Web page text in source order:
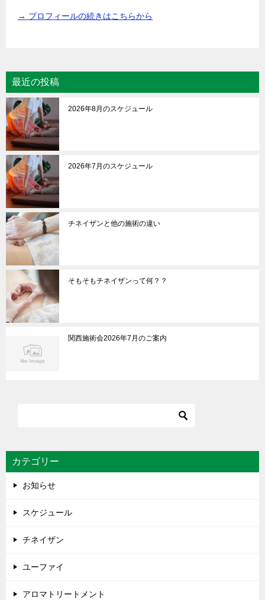
→ プロフィールの続きはこちらから
最近の投稿
2026年8月のスケジュール
2026年7月のスケジュール
チネイザンと他の施術の違い
そもそもチネイザンって何？？
関西施術会2026年7月のご案内
カテゴリー
お知らせ
スケジュール
チネイザン
ユーファイ
アロマトリートメント